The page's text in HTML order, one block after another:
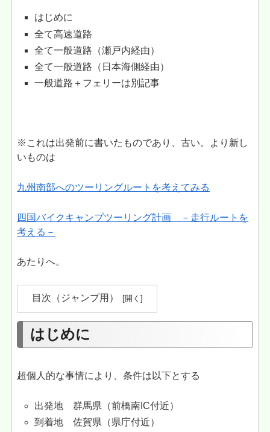
はじめに
全て高速道路
全て一般道路（瀬戸内経由）
全て一般道路（日本海側経由）
一般道路＋フェリーは別記事
※これは出発前に書いたものであり、古い。より新し
いものは
九州南部へのツーリングルートを考えてみる
四国バイクキャンプツーリング計画 －走行ルートを
考える－
あたりへ。
目次（ジャンプ用）
はじめに
超個人的な事情により、条件は以下とする
出発地 群馬県（前橋南IC付近）
到着地 佐賀県（県庁付近）